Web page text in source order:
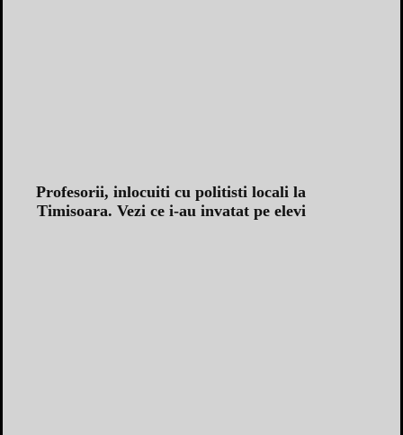
Profesorii, inlocuiti cu politisti locali la
Timisoara. Vezi ce i-au invatat pe elevi